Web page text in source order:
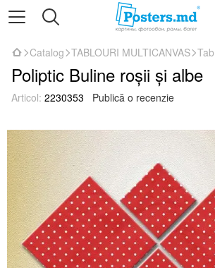
Catalog TABLOURI MULTICANVAS
Poliptic Buline roșii și albe
Articol: 2230353 Publică o recenzie